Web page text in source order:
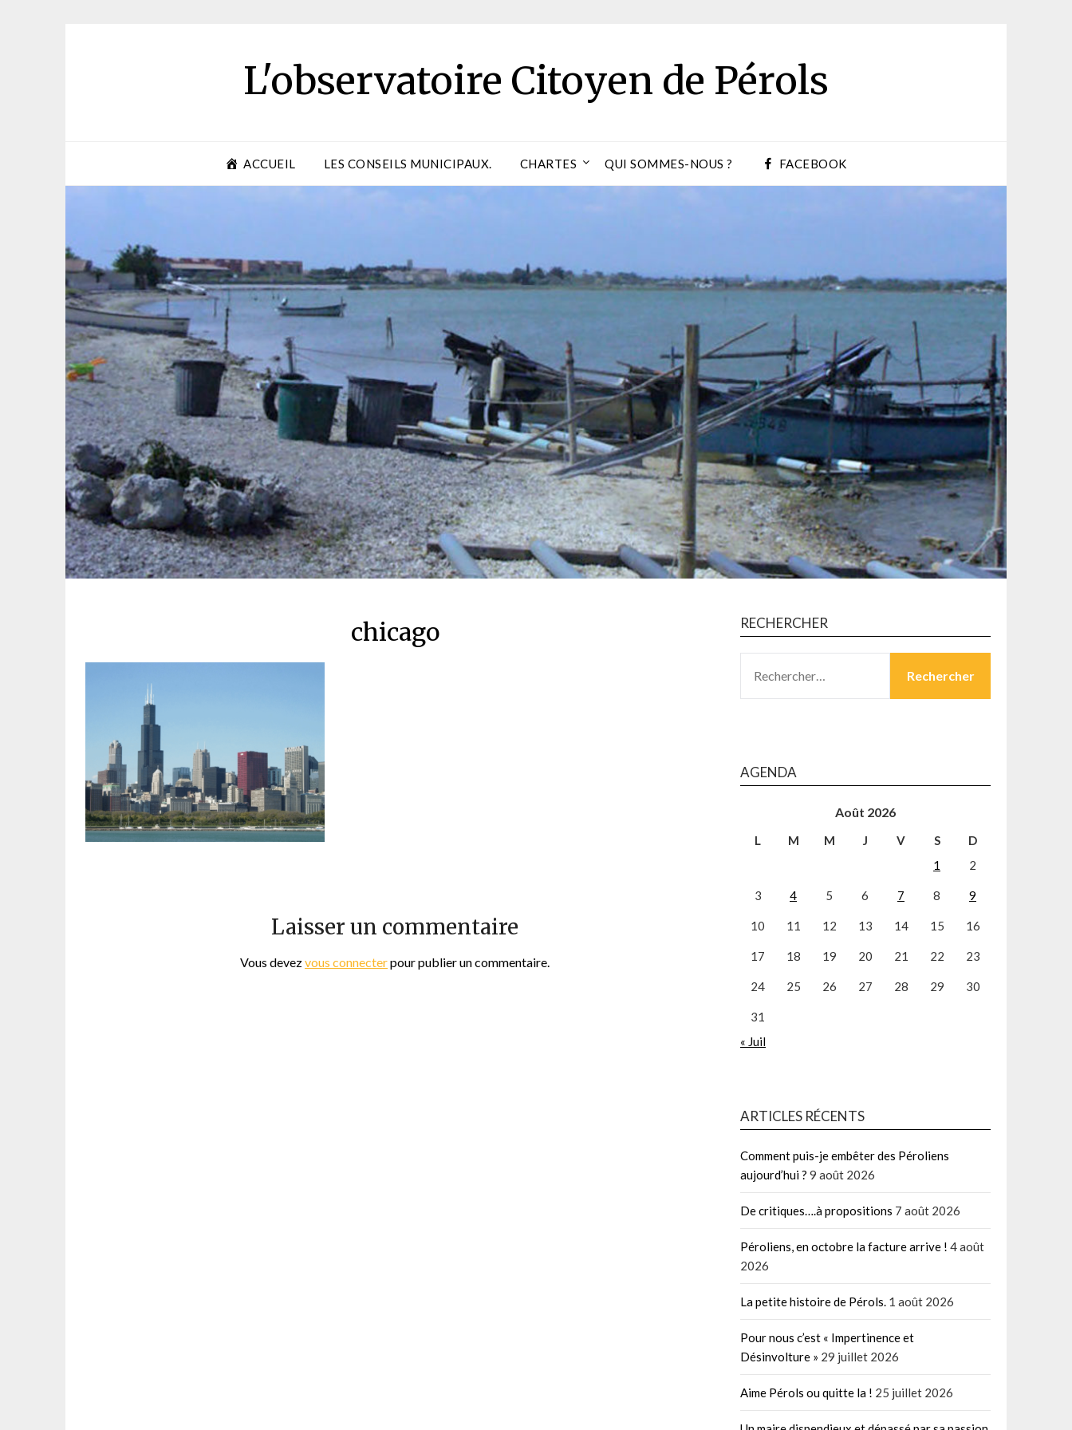
L'observatoire Citoyen de Pérols
ACCUEIL LES CONSEILS MUNICIPAUX. CHARTES QUI SOMMES-NOUS ? FACEBOOK
chicago
Laisser un commentaire
Vous devezvous connecterpour publier un commentaire.
RECHERCHER
AGENDA
Août 2026
L M M J V S
D
1
2
3 4 5 6 7 8 9
10 11 12 13 14 15 16
17 18 19 20 21 22 23
24 25 26 27 28 29 30
31
« Juil
ARTICLES RÉCENTS
Comment puis-je embêter des Péroliens
aujourd’hui ? 9 août 2026
De critiques….à propositions 7 août 2026
Péroliens, en octobre la facture arrive ! 4 août
2026
La petite histoire de Pérols. 1 août 2026
Pour nous c’est « Impertinence et
Désinvolture » 29 juillet 2026
Aime Pérols ou quitte la ! 25 juillet 2026